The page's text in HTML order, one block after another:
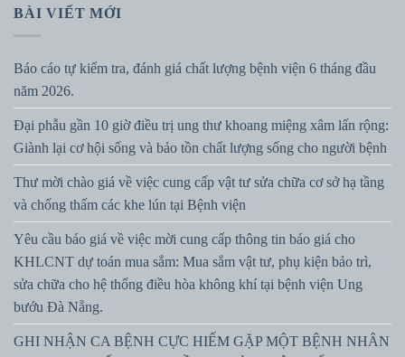
BÀI VIẾT MỚI
Báo cáo tự kiểm tra, đánh giá chất lượng bệnh viện 6 tháng đầu
năm 2026.
Đại phẫu gần 10 giờ điều trị ung thư khoang miệng xâm lấn rộng:
Giành lại cơ hội sống và bảo tồn chất lượng sống cho người bệnh
Thư mời chào giá về việc cung cấp vật tư sửa chữa cơ sở hạ tầng
và chống thấm các khe lún tại Bệnh viện
Yêu cầu báo giá về việc mời cung cấp thông tin báo giá cho
KHLCNT dự toán mua sắm: Mua sắm vật tư, phụ kiện bảo trì,
sửa chữa cho hệ thống điều hòa không khí tại bệnh viện Ung
bướu Đà Nẵng.
GHI NHẬN CA BỆNH CỰC HIẾM GẶP MỘT BỆNH NHÂN